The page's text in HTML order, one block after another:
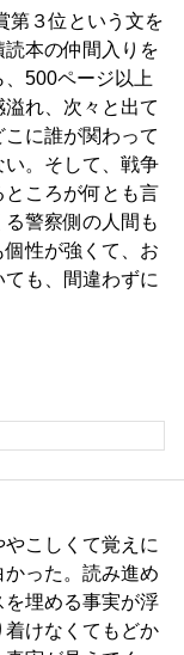
第３位という文を
本の仲間入りを
500ページ以上
れ、次々と出て
に誰が関わって
い。そして、戦争
ころが何とも言
警察側の人間も
性が強くて、お
も、間違わずに
こしくて覚えに
かった。読み進め
を埋める事実が浮
けなくてもどか